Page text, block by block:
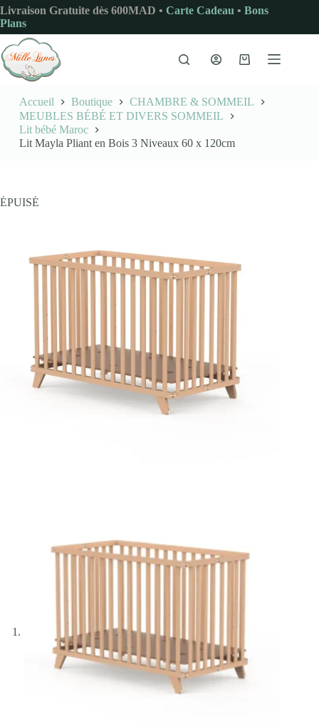
Passer
au
contenu
Livraison Gratuite dès 600MAD • Carte Cadeau • Bons
Plans
Panier
Accueil Boutique
CHAMBRE & SOMMEIL
MEUBLES BÉBÉ ET DIVERS SOMMEIL
Lit bébé Maroc
Lit Mayla Pliant en Bois 3 Niveaux 60 x 120cm
ÉPUISÉ